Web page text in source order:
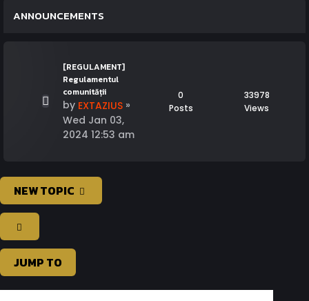
ANNOUNCEMENTS
[REGULAMENT]
Regulamentul
comunității
by EXTAZIUS »
Wed Jan 03,
2024 12:53 am
0
Posts
33978
Views
NEW TOPIC
JUMP TO